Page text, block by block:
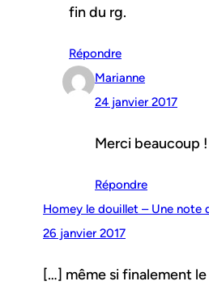
fin du rg.
Répondre
Marianne
24 janvier 2017
Merci beaucoup
Répondre
Homey le douillet – Une note
26 janvier 2017
[…] même si finalement